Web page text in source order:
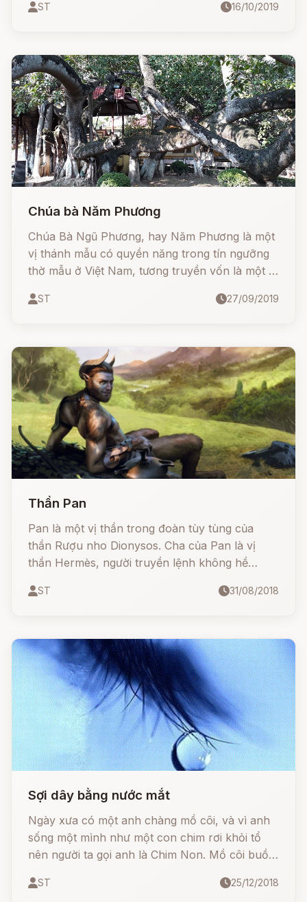
ST 16/10/2019
Chúa bà Năm Phương
Chúa Bà Ngũ Phương, hay Năm Phương là một
vị thánh mẫu có quyền năng trong tín ngưỡng
thờ mẫu ở Việt Nam, tương truyền vốn là một vị
trong một gia đình họ Vũ tại làng cổ Gia Viên,
ST 27/09/2019
Thần Pan
Pan là một vị thần trong đoàn tùy tùng của
thần Rượu nho Dionysos. Cha của Pan là vị
thần Hermès, người truyền lệnh không hề
ST 31/08/2018
Sợi dây bằng nước mắt
Ngày xưa có một anh chàng mồ côi, và vì anh
sống một mình như một con chim rơi khỏi tổ
nên người ta gọi anh là Chim Non. Mồ côi buồn
không phải chịu!
ST 25/12/2018